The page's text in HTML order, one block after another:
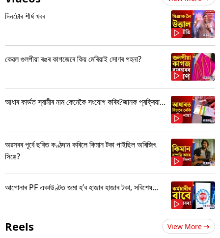
দিনটোৰ শীৰ্ষ খবৰ
কেৱল গুলপীয়া ৰঙৰ কাগজেৰে কিয় মেৰিয়াই সোণৰ গহনা?
আধাৰ কাৰ্ডত স্বামীৰ নাম কেনেকৈ সংযোগ কৰিব?জানক প্ৰক্ৰিয়া...
অৱসৰৰ পূৰ্বে ছবিত কণ্ঠদান কৰিলে কিমান টকা পাইছিল অৰিজিৎ
সিঙে?
আপোনাৰ PF একাউণ্টত জমা হ’ব হাজাৰ হাজাৰ টকা, সবিশেষ...
Reels View More